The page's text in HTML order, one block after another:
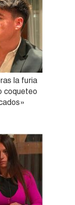
la furia
coqueteo